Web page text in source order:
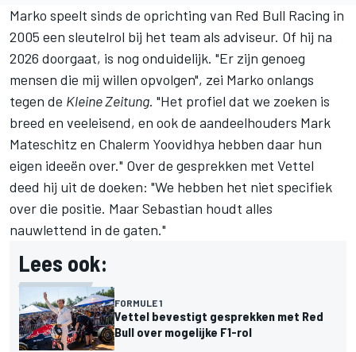
Marko speelt sinds de oprichting van Red Bull Racing in
2005 een sleutelrol bij het team als adviseur. Of hij na
2026 doorgaat, is nog onduidelijk. "Er zijn genoeg
mensen die mij willen opvolgen", zei Marko onlangs
tegen de Kleine Zeitung. "Het profiel dat we zoeken is
breed en veeleisend, en ook de aandeelhouders Mark
Mateschitz en Chalerm Yoovidhya hebben daar hun
eigen ideeën over." Over de gesprekken met Vettel
deed hij uit de doeken: "We hebben het niet specifiek
over die positie. Maar Sebastian houdt alles
nauwlettend in de gaten."
Lees ook:
FORMULE 1
Vettel bevestigt gesprekken met Red
Bull over mogelijke F1-rol